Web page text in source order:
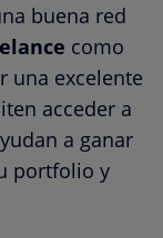
buena red
como
una excelente
acceder a
a ganar
portfolio y